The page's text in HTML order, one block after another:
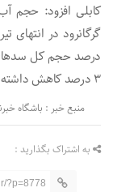
کابلی افزود: حجم
درصد حجم کل
۳ درصد کاهش داشته است.
منبع خبر : باشگاه
به اشتراک بگذارید :
?p=8778